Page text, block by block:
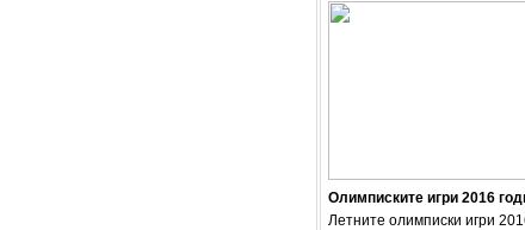
Олимписките игри 2016
Летните олимписки игри